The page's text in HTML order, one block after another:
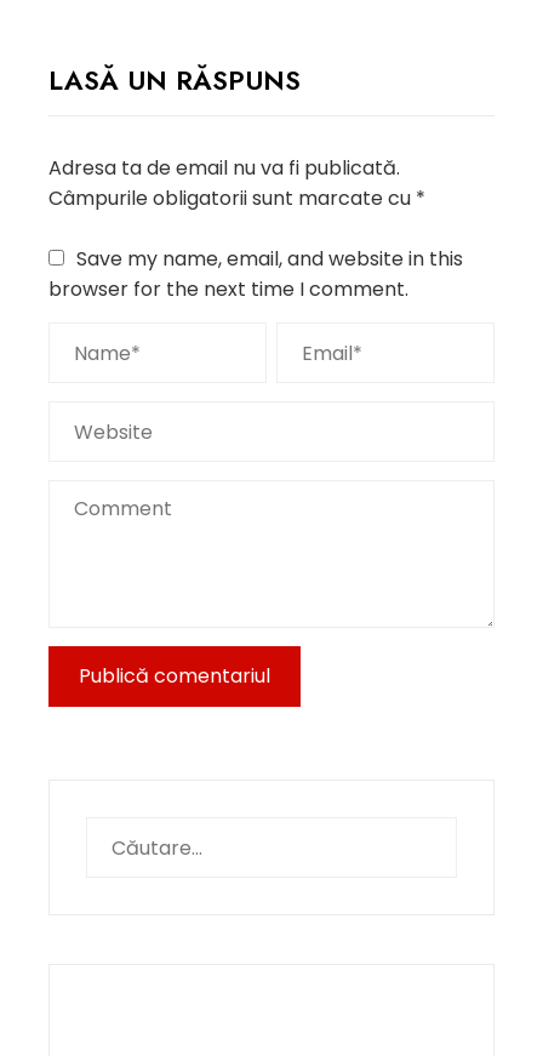
LASĂ UN RĂSPUNS
Adresa ta de email nu va fi publicată.
Câmpurile obligatorii sunt marcate cu *
Save my name, email, and website in this
browser for the next time I comment.
după: